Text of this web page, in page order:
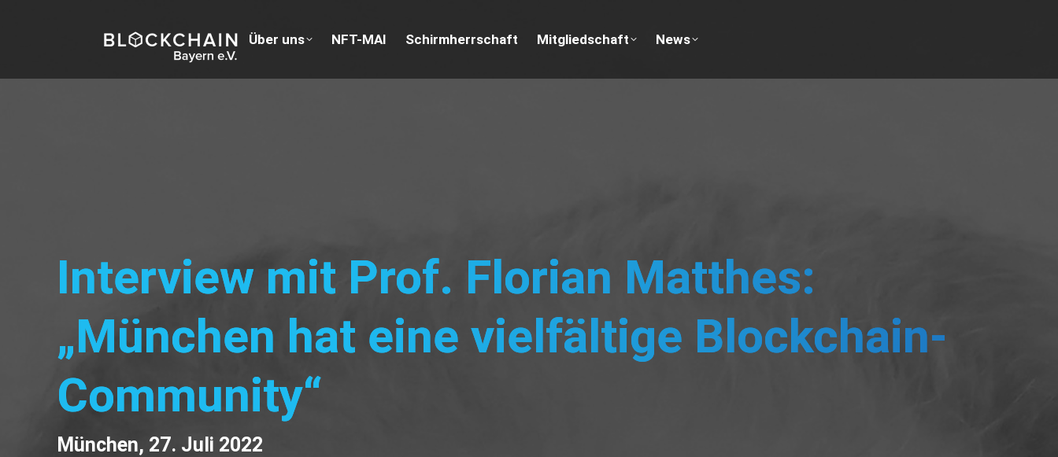
Über uns NFT-MAI Schirmherrschaft Mitgliedschaft News
Interview mit Prof. Florian Matthes:
„München hat eine vielfältige Blockchain-
Community“
München, 27. Juli 2022
Über uns NFT-MAI Schirmherrschaft Mitgliedschaft